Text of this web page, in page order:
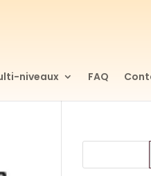
niveaux FAQ